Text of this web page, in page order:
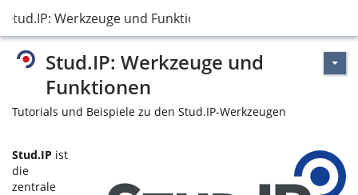
Stud.IP: Werkzeuge und Funktionen
Stud.IP: Werkzeuge und
Funktionen
Tutorials und Beispiele zu den Stud.IP-Werkzeugen
Stud.IP ist
die
zentrale